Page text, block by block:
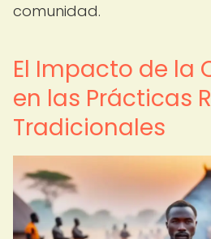
comunidad.
El Impacto de la
en las Prácticas
Tradicionales